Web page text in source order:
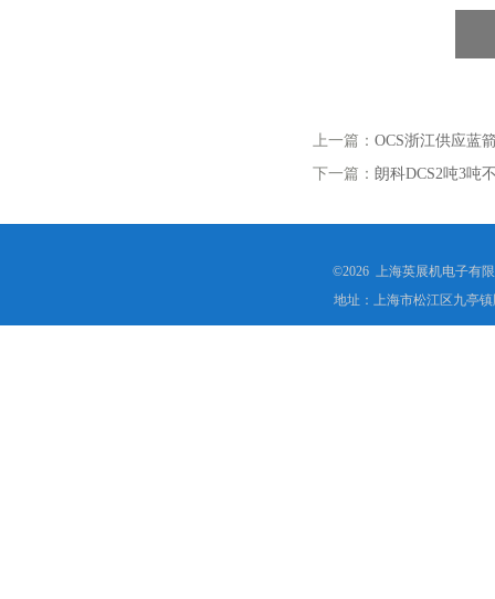
上一篇： OCS浙江供应蓝
下一篇： 朗科DCS2吨3吨
©2026 上海英展机电子有
地址：上海市松江区九亭镇